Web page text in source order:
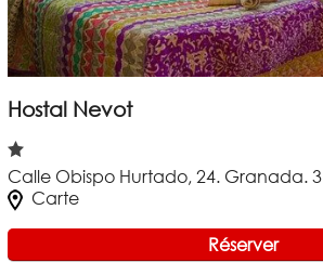
Hostal Nevot
Calle Obispo Hurtado, 24. Granada. 3
Carte
Réserver